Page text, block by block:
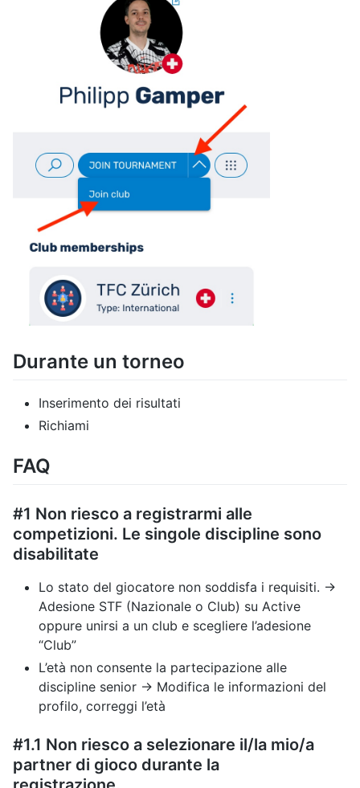
⁠Durante un torneo
Inserimento dei risultati
⁠Richiami
⁠FAQ
#1 Non riesco a registrarmi alle
competizioni. Le singole discipline sono
disabilitate
Lo stato del giocatore non soddisfa i requisiti. ->
Adesione STF (Nazionale o Club) su Active
oppure unirsi a un club e scegliere l’adesione
“Club”
L’età non consente la partecipazione alle
discipline senior -> Modifica le informazioni del
profilo, correggi l’età
#1.1 Non riesco a selezionare il/la mio/a
partner di gioco durante la